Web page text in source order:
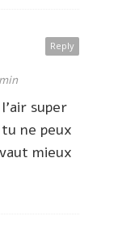
Reply
super
ne peux
mieux